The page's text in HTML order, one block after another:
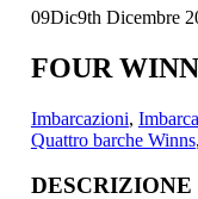
09Dic9th Dicembre
FOUR
Imbarcazioni,
Quattro barche Winns,
DESCRIZIONE